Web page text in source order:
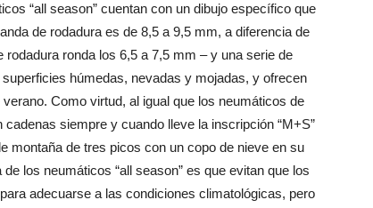
“all season” cuentan con un dibujo específico que
de rodadura es de 8,5 a 9,5 mm, a diferencia de
ronda los 6,5 a 7,5 mm – y una serie de
húmedas, nevadas y mojadas, y ofrecen
Como virtud, al igual que los neumáticos de
siempre y cuando lleve la inscripción “M+S”
montaña de tres picos con un copo de nieve en su
los neumáticos “all season” es que evitan que los
adecuarse a las condiciones climatológicas, pero